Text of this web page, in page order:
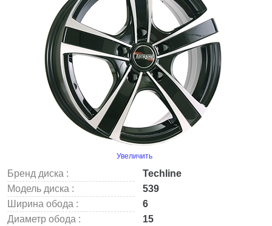
Увеличить
Бренд диска :
Techline
Модель диска :
539
Ширина обода :
6
Диаметр обода :
15